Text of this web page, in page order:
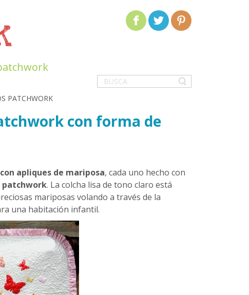
PATCHWORK
con forma de
apliques de mariposa, cada uno hecho con
patchwork. La colcha lisa de tono claro está
mariposas volando a través de la
una habitación infantil.